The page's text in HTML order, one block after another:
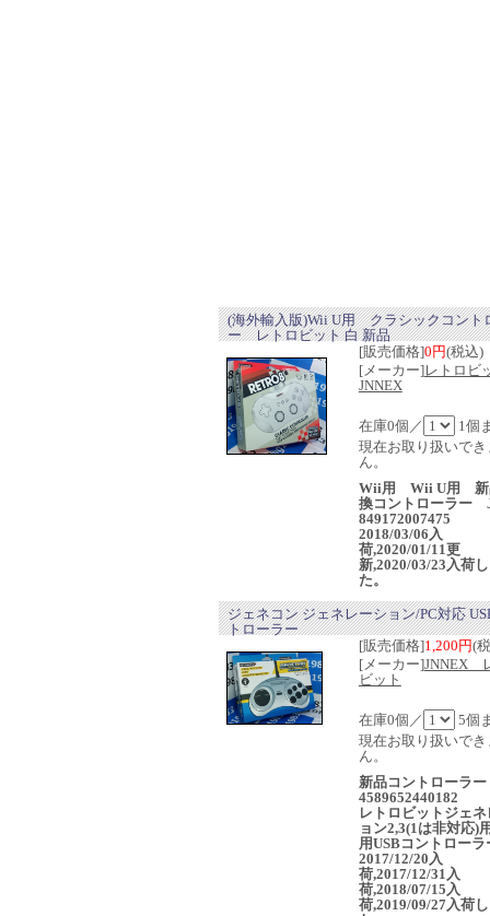
(海外輸入版)Wii U用 クラシックコント
ー レトロビット 白 新品
[販売価格]0円(税込)
[メーカー]レトロビ
JNNEX
在庫0個／
1個
現在お取り扱いでき
ん。
Wii用 Wii U用 新
換コントローラー
849172007475
2018/03/06入
荷,2020/01/11更
新,2020/03/23入荷
た。
ジェネコン ジェネレーション/PC対応
トローラー
[販売価格]1,200円(
[メーカー]JNNEX
ビット
在庫0個／
5個
現在お取り扱いでき
ん。
新品コントローラ
4589652440182
レトロビットジェ
ョン2,3(1は非対応)
用USBコントローラ
2017/12/20入
荷,2017/12/31入
荷,2018/07/15入
荷,2019/09/27入荷